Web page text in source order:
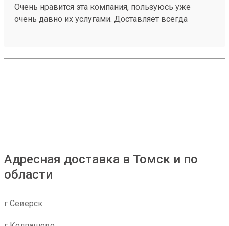
Очень нравится эта компания, пользуюсь уже
очень давно их услугами. Доставляет всегда
крайне редко), в общем, всем рекомендую. Номер
Адресная доставка в Томск и по
области
г Северск